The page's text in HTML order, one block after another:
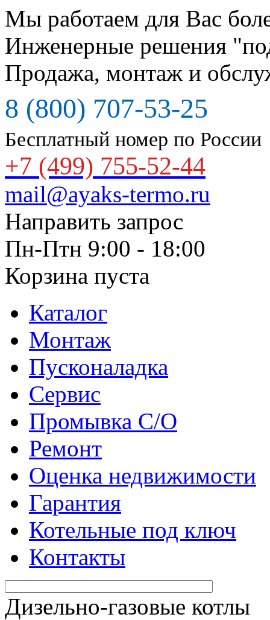
Мы работаем для Вас
Инженерные решения
Продажа, монтаж и
8 (800) 707-53-25
Бесплатный номер по России
+7 (499) 755-52-44
mail@ayaks-termo.ru
Направить запрос
Пн-Птн 9:00 - 18:00
Корзина пуста
Каталог
Монтаж
Пусконаладка
Сервис
Промывка С/О
Ремонт
Оценка недвижимости
Гарантия
Котельные под ключ
Контакты
Дизельно-газовые котлы